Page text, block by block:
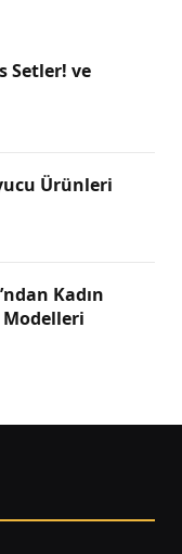
Setler! ve
Ürünleri
Kadın
Modelleri